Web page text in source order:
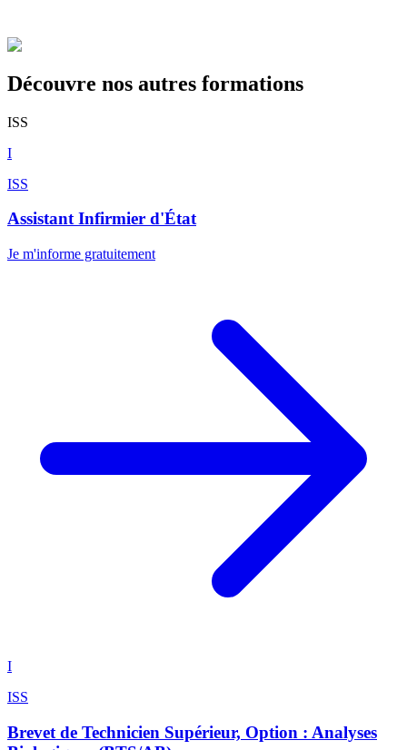
Découvre nos autres formations
ISS
I
ISS
Assistant Infirmier d'État
Je m'informe gratuitement
I
ISS
Brevet de Technicien Supérieur, Option : Analyses